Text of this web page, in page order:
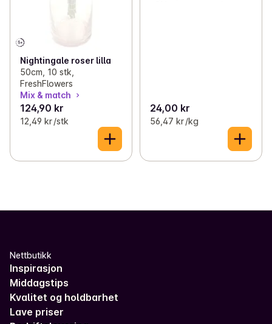
Nightingale roser lilla
50cm, 10 stk,
FreshFlowers
Mix & match
124,90 kr
12,49 kr /stk
24,00 kr
56,47 kr /kg
Nettbutikk
Inspirasjon
Middagstips
Kvalitet og holdbarhet
Lave priser